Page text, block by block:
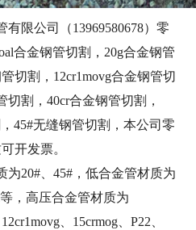
限公司（13969580678）零
合金钢管切割 ，20g合金钢管
切割 ，12cr1movg合金钢管切
切割，40cr合金钢管切割，
45#无缝钢管切割 ，本公司零
开发票。
20#、45#，低合金管材质为
， 高压合金管材质为
、15crmog、P22、